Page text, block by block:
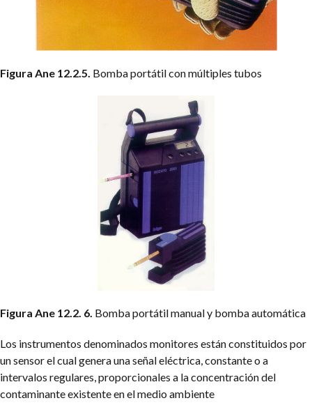
Figura Ane 12.2.5. Bomba portátil con múltiples tubos
Figura Ane 12.2. 6. Bomba portátil manual y bomba automática
Los instrumentos denominados monitores están constituidos por
un sensor el cual genera una señal eléctrica, constante o a
intervalos regulares, proporcionales a la concentración del
contaminante existente en el medio ambiente